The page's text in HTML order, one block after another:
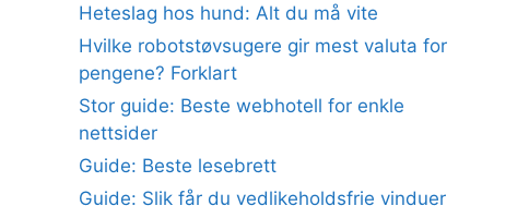
Heteslag hos hund: Alt du må vite
Hvilke robotstøvsugere gir mest valuta for
pengene? Forklart
Stor guide: Beste webhotell for enkle
nettsider
Guide: Beste lesebrett
Guide: Slik får du vedlikeholdsfrie vinduer